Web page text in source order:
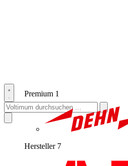
Premium 1
Hersteller 7